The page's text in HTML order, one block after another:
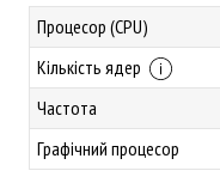
Процесор (CPU)
Кількість ядер
Частота
Графічний процесор